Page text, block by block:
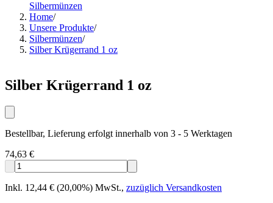
Silbermünzen
Home/
Unsere Produkte/
Silbermünzen/
Silber Krügerrand 1 oz
Silber Krügerrand 1 oz
Bestellbar, Lieferung erfolgt innerhalb von 3 - 5 Werktagen
74,63 €
Inkl. 12,44 € (20,00%) MwSt., zuzüglich Versandkosten